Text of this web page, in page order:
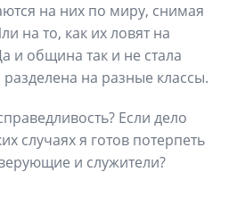
на них по миру, снимая
на то, как их ловят на
и община так и не стала
на разные классы.
Если дело
случаях я готов потерпеть
и служители?